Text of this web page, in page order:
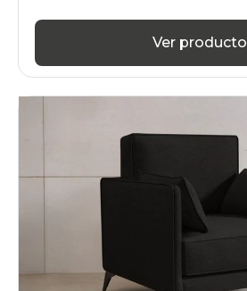
Ver producto